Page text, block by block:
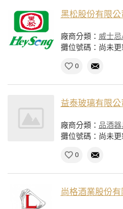
黑松股份有限公
廠商分類： 威士
攤位號碼：尚未更
0
益泰玻璃有限公
廠商分類： 品酒
攤位號碼：尚未更
0
尚格酒業股份有